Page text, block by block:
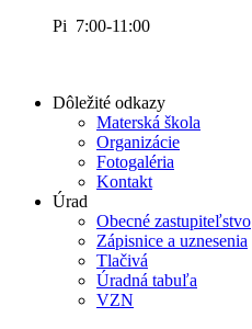
Pi 7:00-11:00
Dôležité odkazy
Materská škola
Organizácie
Fotogaléria
Kontakt
Úrad
Obecné zastupiteľstvo
Zápisnice a uznesenia
Tlačivá
Úradná tabuľa
VZN